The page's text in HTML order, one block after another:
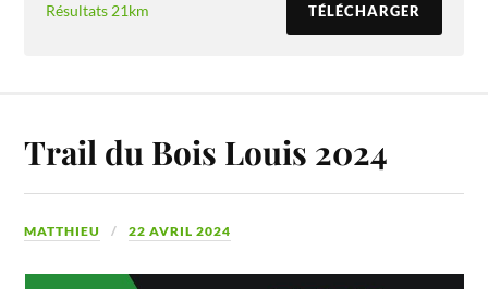
Résultats 21km TÉLÉCHARGER
Trail du Bois Louis 2024
MATTHIEU 22 AVRIL 2024